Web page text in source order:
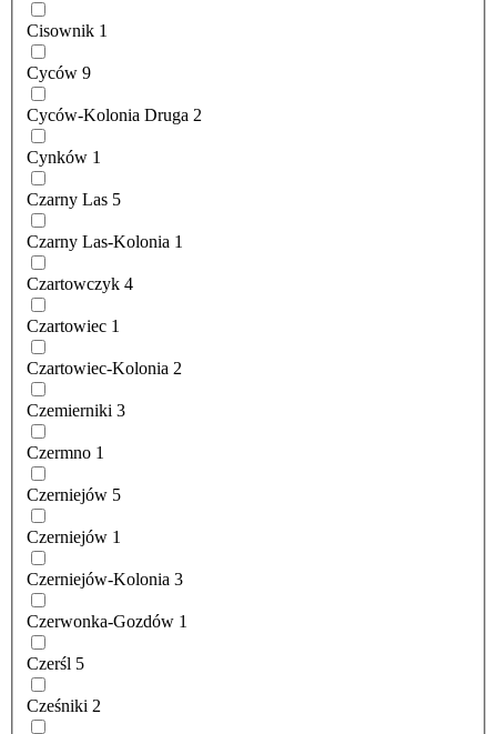
Cisownik 1
Cyców 9
Cyców-Kolonia Druga 2
Cynków 1
Czarny Las 5
Czarny Las-Kolonia 1
Czartowczyk 4
Czartowiec 1
Czartowiec-Kolonia 2
Czemierniki 3
Czermno 1
Czerniejów 5
Czerniejów 1
Czerniejów-Kolonia 3
Czerwonka-Gozdów 1
Czerśl 5
Cześniki 2